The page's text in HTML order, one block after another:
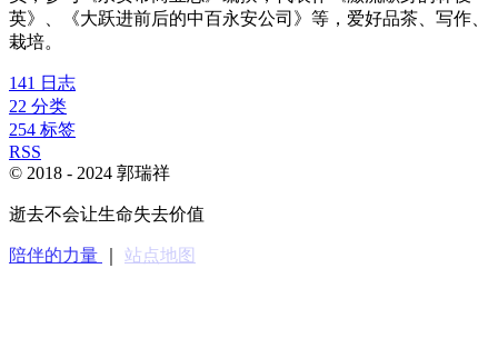
英》、《大跃进前后的中百永安公司》等，爱好品茶、写作、
栽培。
141 日志
22 分类
254 标签
RSS
© 2018 - 2024 郭瑞祥
逝去不会让生命失去价值
陪伴的力量 站点地图